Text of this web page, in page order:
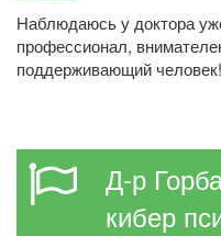
Наблюдаюсь у доктора
профессионал,
поддерживающий
Д-р
кибер